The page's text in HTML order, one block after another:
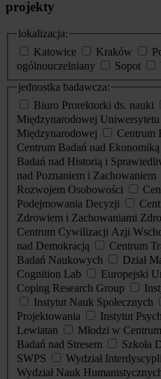
projekty
lokalizacja:
Katowice
Kraków
ogólnouczelniany
Sopot
jednostka badawcza:
Biuro Prorektorki ds. nauki
Międzynarodowej Uniwersytetu
Międzynarodowej
Centrum
Centrum Badań nad
Badań nad Historią i
nad Poznaniem i Zachowaniem
Rozwojem Osobowości
Podejmowania Decyzji
Zdrowiem i Zachowaniami
Centrum Cywilizacji Azji
nad Demokracją
Centrum
Badań Naukowych
Dział
Cognition Lab
Europejski
Coping Research Group
Instytut Nauk Społecznych
Projektowania
Instytut
Lewiatan
Młodzi w
Badań nad Stresem
Szkoła
SWPS
Wydział
Wydział Nauk